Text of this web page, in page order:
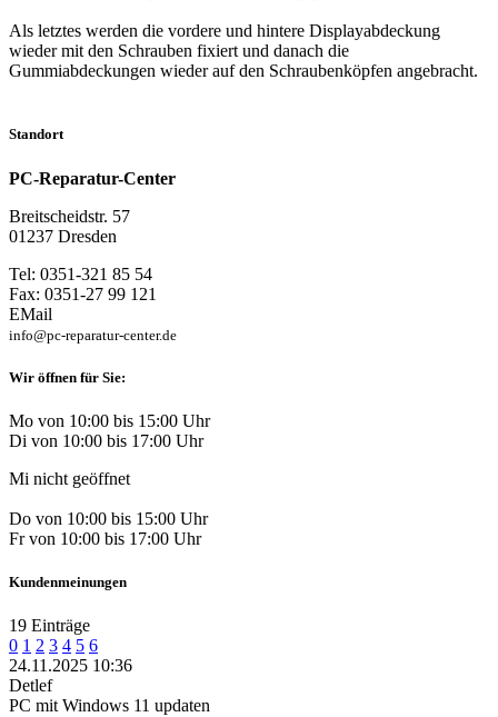
Als letztes werden die vordere und hintere Displayabdeckung
wieder mit den Schrauben fixiert und danach die
Gummiabdeckungen wieder auf den Schraubenköpfen angebracht.
Standort
PC-Reparatur-Center
Breitscheidstr. 57
01237 Dresden
Tel: 0351-321 85 54
Fax: 0351-27 99 121
EMail
info@pc-reparatur-center.de
Wir öffnen für Sie:
Mo von 10:00 bis 15:00 Uhr
Di von 10:00 bis 17:00 Uhr
Mi nicht geöffnet
Do von 10:00 bis 15:00 Uhr
Fr von 10:00 bis 17:00 Uhr
Kundenmeinungen
19 Einträge
0 1 2 3 4 5 6
24.11.2025 10:36
Detlef
PC mit Windows 11 updaten